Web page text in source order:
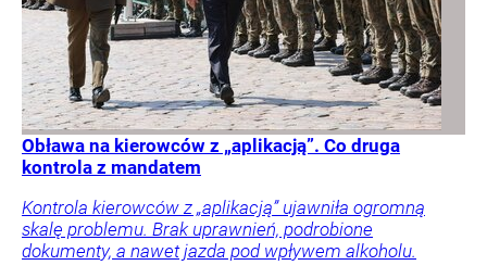
Obława na kierowców z „aplikacją”. Co druga
kontrola z mandatem
Kontrola kierowców z „aplikacją” ujawniła ogromną
skalę problemu. Brak uprawnień, podrobione
dokumenty, a nawet jazda pod wpływem alkoholu.